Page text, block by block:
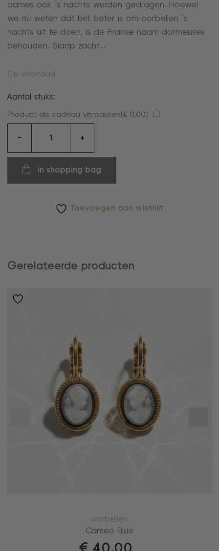
dames ook ’s nachts werden gedragen. Hoewel
we nu weten dat het beter is om oorbellen ’s
nachts uit te doen, is de Franse naam dormeuses
behouden. Slaap zacht…
Op voorraad
Aantal stuks:
Product als cadeau verpakken(€ 0,00)
-
aantal
+
in shopping bag
Toevoegen aan wishlist
Gerelateerde producten
oorbellen
Cameo Blue
€ 40,00